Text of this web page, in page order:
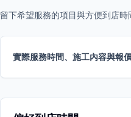
留下希望服務的項目與方便到店時
實際服務時間、施工內容與報